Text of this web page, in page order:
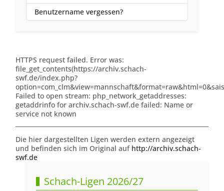
Benutzername vergessen?
HTTPS request failed. Error was:
file_get_contents(https://archiv.schach-
swf.de/index.php?
Failed to open stream: php_network_getaddresses:
getaddrinfo for archiv.schach-swf.de failed: Name or
service not known
Die hier dargestellten Ligen werden extern angezeigt
und befinden sich im Original auf http://archiv.schach-
swf.de
Schach-Ligen 2026/27